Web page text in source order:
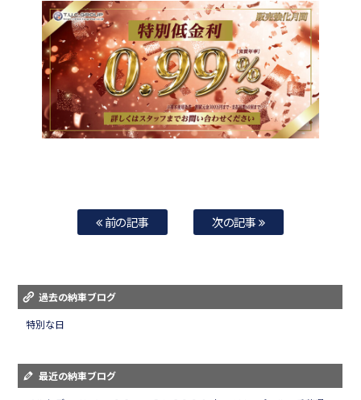
前の記事 次の記事
過去の納車ブログ
特別な日
最近の納車ブログ